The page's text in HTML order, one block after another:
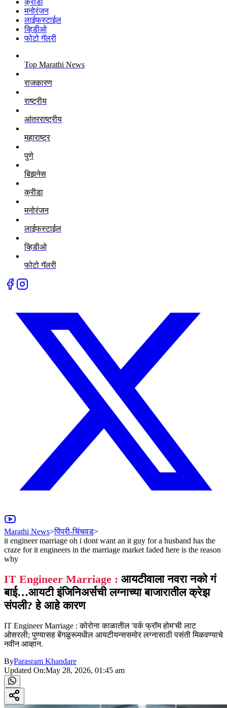
मनोरंजन
लाईफस्टाईल
व्हिडीओ
फोटो गॅलरी
Top Marathi News
राजकारण
राष्ट्रीय
आंतरराष्ट्रीय
महाराष्ट्र
पुणे
बिझनेस
क्रीडा
मनोरंजन
लाईफस्टाईल
व्हिडीओ
फोटो गॅलरी
Marathi News>पिंपरी-चिंचवड>
it engineer marriage oh i dont want an it guy for a husband has the
craze for it engineers in the marriage market faded here is the reason
why
IT Engineer Marriage : आयटीवाला नवरा नको गं
बाई…आयटी इंजिनिअर्सची लग्नाच्या बाजारातील क्रेझ
संपली? हे आहे कारण
IT Engineer Marriage : कोरोना काळातील 'वर्क फ्रॉम होम'ची लाट
ओसरली; पुण्यासह बेंगळुरूमधील आयटीयन्ससमोर लग्नासाठी पसंती मिळवण्याचे
नवीन आव्हान.
ByParasram Khandare
Updated On:May 28, 2026, 01:45 am